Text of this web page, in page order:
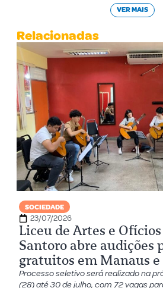
VER MAIS
Relacionadas
SOCIEDADE
23/07/2026
Liceu de Artes e
Santoro abre audições
gratuitos em Manaus
Processo seletivo será realizado na
(28) até 30 de julho, com 72 vagas